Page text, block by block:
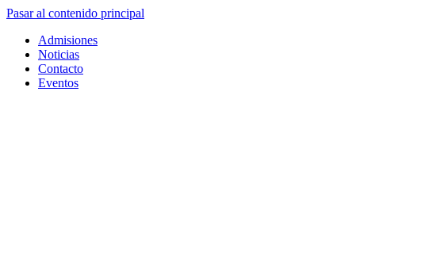
Pasar al contenido principal
Admisiones
Noticias
Contacto
Eventos